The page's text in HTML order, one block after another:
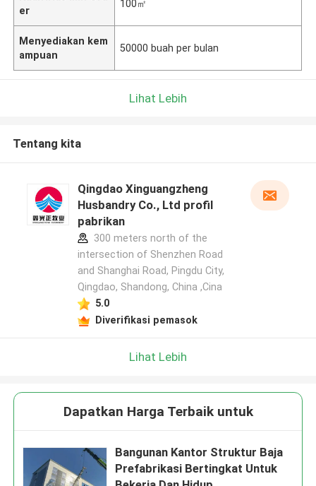
er
100㎡
Menyediakan kem
ampuan
50000 buah per bulan
Lihat Lebih
Tentang kita
Qingdao Xinguangzheng
Husbandry Co., Ltd profil
pabrikan
300 meters north of the
intersection of Shenzhen Road
and Shanghai Road, Pingdu City,
Qingdao, Shandong, China ,Cina
5.0
Diverifikasi pemasok
Lihat Lebih
Dapatkan Harga Terbaik untuk
Bangunan Kantor Struktur Baja
Prefabrikasi Bertingkat Untuk